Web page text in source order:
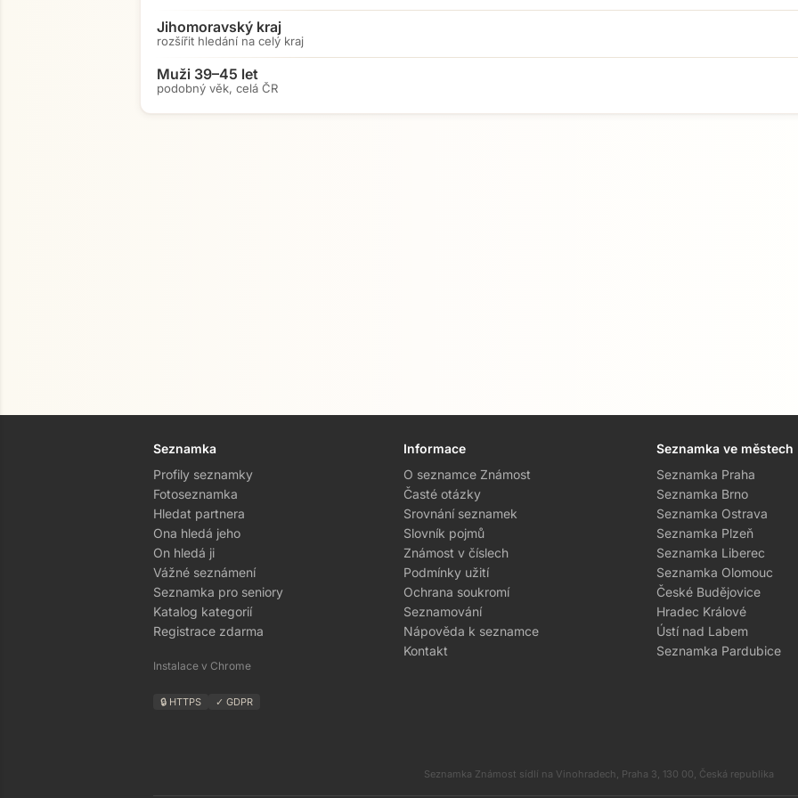
Jihomoravský kraj
rozšířit hledání na celý kraj
Muži 39–45 let
podobný věk, celá ČR
Seznamka
Profily seznamky
Fotoseznamka
Hledat partnera
Ona hledá jeho
On hledá ji
Vážné seznámení
Seznamka pro seniory
Katalog kategorií
Registrace zdarma
Instalace v Chrome
🔒 HTTPS ✓ GDPR
Informace
O seznamce Známost
Časté otázky
Srovnání seznamek
Slovník pojmů
Známost v číslech
Podmínky užití
Ochrana soukromí
Seznamování
Nápověda k seznamce
Kontakt
Seznamka ve městech
Seznamka Praha
Seznamka Brno
Seznamka Ostrava
Seznamka Plzeň
Seznamka Liberec
Seznamka Olomouc
České Budějovice
Hradec Králové
Ústí nad Labem
Seznamka Pardubice
Seznamka Známost sídlí na Vinohradech, Praha 3, 130 00, Česká republika